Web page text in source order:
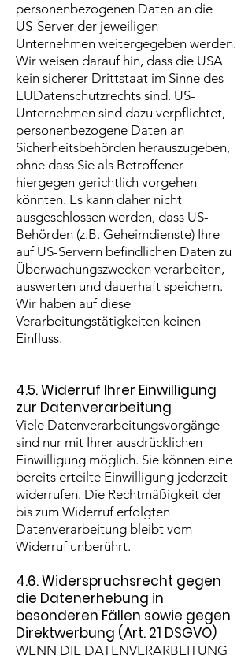
personenbezogenen Daten an die
US-Server der jeweiligen
Unternehmen weitergegeben werden.
Wir weisen darauf hin, dass die USA
kein sicherer Drittstaat im Sinne des
EUDatenschutzrechts sind. US-
Unternehmen sind dazu verpflichtet,
personenbezogene Daten an
Sicherheitsbehörden herauszugeben,
ohne dass Sie als Betroffener
hiergegen gerichtlich vorgehen
könnten. Es kann daher nicht
ausgeschlossen werden, dass US-
Behörden (z.B. Geheimdienste) Ihre
auf US-Servern befindlichen Daten zu
Überwachungszwecken verarbeiten,
auswerten und dauerhaft speichern.
Wir haben auf diese
Verarbeitungstätigkeiten keinen
Einfluss.
4.5. Widerruf Ihrer Einwilligung
zur Datenverarbeitung
Viele Datenverarbeitungsvorgänge
sind nur mit Ihrer ausdrücklichen
Einwilligung möglich. Sie können eine
bereits erteilte Einwilligung jederzeit
widerrufen. Die Rechtmäßigkeit der
bis zum Widerruf erfolgten
Datenverarbeitung bleibt vom
Widerruf unberührt.
4.6. Widerspruchsrecht gegen
die Datenerhebung in
besonderen Fällen sowie gegen
Direktwerbung (Art. 21 DSGVO)
WENN DIE DATENVERARBEITUNG